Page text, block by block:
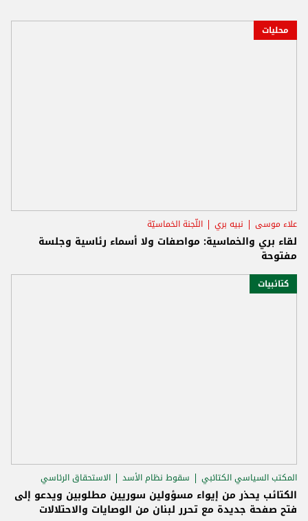
محليات
علاء موسى نبيه بري اللّجنة الخماسيّة
لقاء بري والخماسية: مواصفات ولا أسماء رئاسية وجلسة
مفتوحة
كتائبيات
المكتب السياسي الكتائبي سقوط نظام الأسد الاستحقاق الرئاسي
الكتائب يحذر من إيواء مسؤولين سوريين مطلوبين ويدعو إلى
فتح صفحة جديدة مع تحرر لبنان من الوصايات والاحتلالات